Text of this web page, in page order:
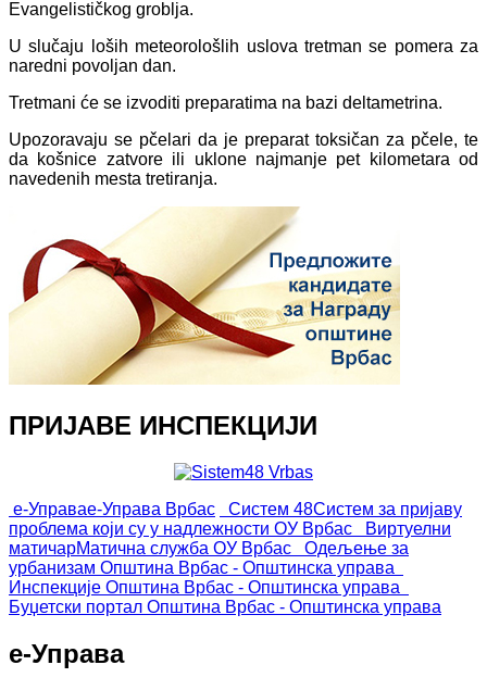
Evangelističkog groblja.
U slučaju loših meteorološlih uslova tretman se pomera za
naredni povoljan dan.
Tretmani će se izvoditi preparatima na bazi deltametrina.
Upozoravaju se pčelari da je preparat toksičan za pčele, te
da košnice zatvore ili uklone najmanje pet kilometara od
navedenih mesta tretiranja.
ПРИЈАВЕ ИНСПЕКЦИЈИ
е-Управае-Управа Врбас Систем 48Систем за пријаву
проблема који су у надлежности ОУ Врбас
Виртуелни
матичарМатична служба ОУ Врбас
Одељење за
урбанизам Општина Врбас - Општинска управа
Инспекције Општина Врбас - Општинска управа
Буџетски портал Општина Врбас - Општинска управа
е-Управа